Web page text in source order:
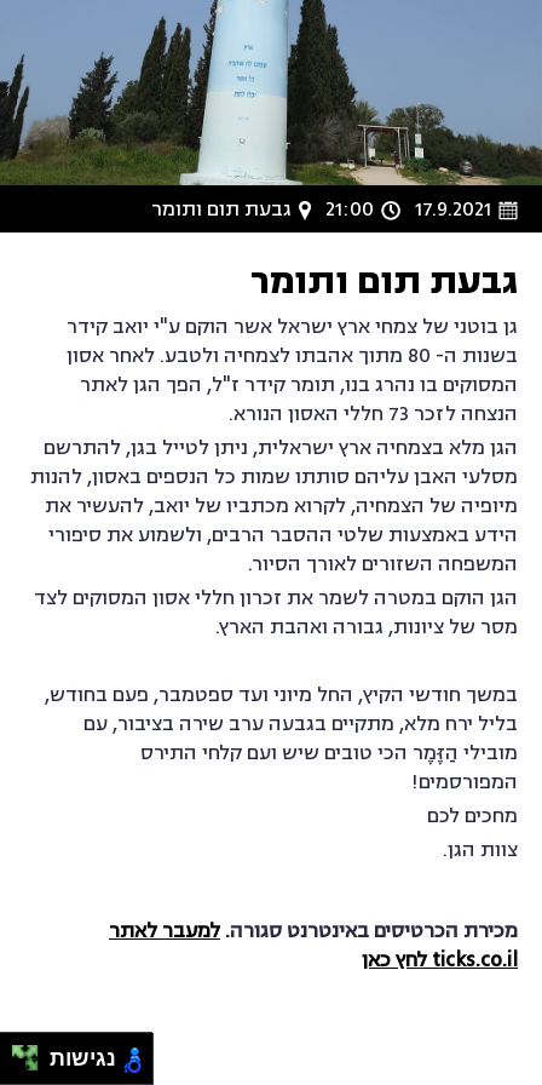
17.9.2021
21:00 גבעת תום ותומר
גבעת תום ותומר
גן בוטני של צמחי ארץ ישראל אשר הוקם ע"י יואב קידר
בשנות ה- 80 מתוך אהבתו לצמחיה ולטבע. לאחר אסון
המסוקים בו נהרג בנו, תומר קידר ז"ל, הפך הגן לאתר
הנצחה לזכר 73 חללי האסון הנורא.
הגן מלא בצמחיה ארץ ישראלית, ניתן לטייל בגן, להתרשם
מסלעי האבן עליהם סותתו שמות כל הנספים באסון, להנות
מיופיה של הצמחיה, לקרוא מכתביו של יואב, להעשיר את
הידע באמצעות שלטי ההסבר הרבים, ולשמוע את סיפורי
המשפחה השזורים לאורך הסיור.
הגן הוקם במטרה לשמר את זכרון חללי אסון המסוקים לצד
מסר של ציונות, גבורה ואהבת הארץ.
במשך חודשי הקיץ, החל מיוני ועד ספטמבר, פעם בחודש,
בליל ירח מלא, מתקיים בגבעה ערב שירה בציבור, עם
מובילי הַזֶּמֶר הכי טובים שיש ועם קלחי התירס
המפורסמים!
מחכים לכם
צוות הגן.
מכירת הכרטיסים באינטרנט סגורה.למעבר לאתר
ticks.co.il לחץ כאן
נגישות